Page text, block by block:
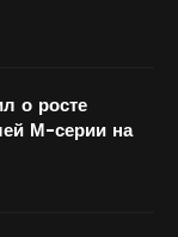
о росте
М-серии на